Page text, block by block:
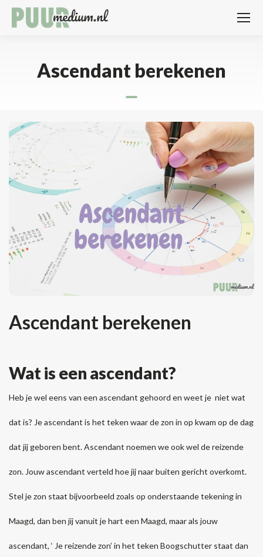
Ascendant berekenen
Ascendant berekenen
Wat is een ascendant?
Heb je wel eens van een ascendant gehoord en weet je niet wat
dat is? Je ascendant is het teken waar de zon in op kwam op de dag
dat jij geboren bent. Ascendant noemen we ook wel de reizende
zon. Jouw ascendant verteld hoe jij naar buiten gericht overkomt.
Stel je zon staat bijvoorbeeld zoals op onderstaande tekening in
Maagd, dan ben jij vanuit je hart een Maagd, maar als jouw
ascendant, ‘ Je reizende zon’ in het teken Boogschutter staat dan